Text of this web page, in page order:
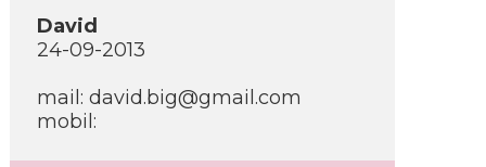
David
24-09-2013
mail: david.big@gmail.com
mobil: